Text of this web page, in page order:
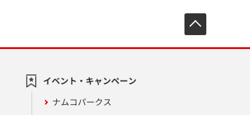
イベント・キャンペーン
ナムコパークス